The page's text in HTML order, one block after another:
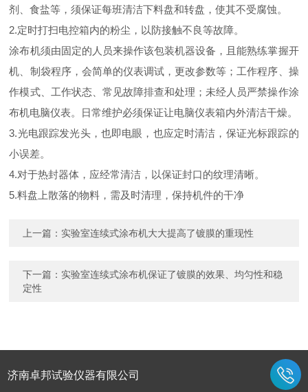
剂、食盐等，须保证每班清洁下料盘和转盘，使其不受腐蚀。
2.定时打扫电控箱内的粉尘，以防接触不良等故障。
涂布机须由固定的人员来操作该包装机器设备，且能熟练掌握开
机、制袋程序，会简单的仪表调试，更改参数等；工作程序、操
作模式、工作状态、常见故障排查和处理；未经人员严禁操作涂
布机电脑仪表。‍日常维护必须保证让电脑仪表箱内外清洁干燥。
3.光电跟踪发光头，也即电眼，也应定时清洁，保证光标跟踪的
小误差。
4.对于热封器体，应经常清洁，以保证封口的纹理清晰。
5.料盘上散落的物料，需及时清理，保持机件的干净
上一篇： 实验室连续式涂布机大大提高了镀膜的重现性
下一篇： 实验室连续式涂布机保证了镀膜的效果、均匀性和稳
定性
济南卓邦试验仪器有限公司